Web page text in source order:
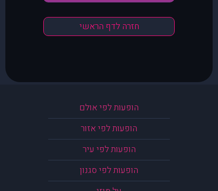
חזרה לדף הראשי
הופעות לפי אולם
הופעות לפי אזור
הופעות לפי עיר
הופעות לפי סגנון